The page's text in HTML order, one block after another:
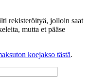
rekisteröityä, jolloin saat
mutta et pääse
koejakso tästä.